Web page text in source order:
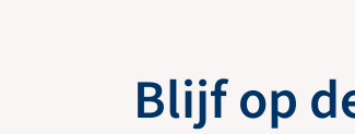
Blijf op